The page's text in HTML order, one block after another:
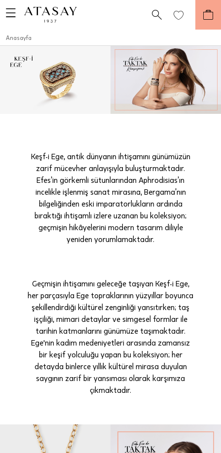
Anasayfa
Keşf-i Ege, antik dünyanın ihtişamını günümüzün
zarif mücevher anlayışıyla buluşturmaktadır.
Efes’in görkemli sütunlarından Aphrodisias’ın
incelikle işlenmiş sanat mirasına, Bergama’nın
bilgeliğinden eski imparatorlukların ardında
bıraktığı ihtişamlı izlere uzanan bu koleksiyon;
geçmişin hikâyelerini modern tasarım diliyle
yeniden yorumlamaktadır.
Geçmişin ihtişamını geleceğe taşıyan Keşf-i Ege,
her parçasıyla Ege topraklarının yüzyıllar boyunca
şekillendirdiği kültürel zenginliği yansıtırken; taş
işçiliği, mimari detaylar ve simgesel formlar ile
tarihin katmanlarını günümüze taşımaktadır.
Ege'nin kadim medeniyetleri arasında zamansız
bir keşif yolculuğu yapan bu koleksiyon; her
detayda binlerce yıllık kültürel mirasa duyulan
saygının zarif bir yansıması olarak karşımıza
çıkmaktadır.